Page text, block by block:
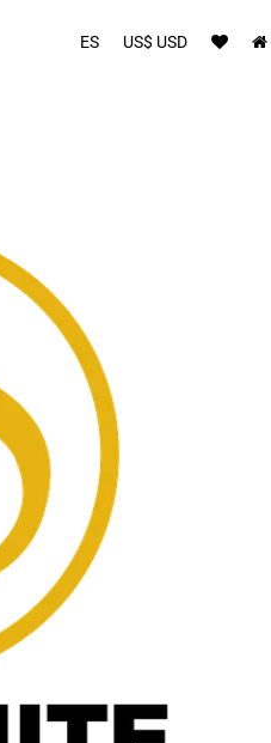
ES US$ USD